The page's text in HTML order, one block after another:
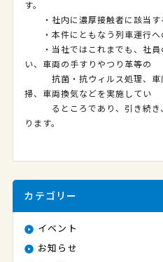
す。
・社内に濃厚接触者に該当す
・本件にともなう列車運行へ
・当社ではこれまでも、社員
い、車両の手すりやつり革等の
抗菌・抗ウィルス処理、車両
掃、車両換気などを実施してい
るところであり、引き続き、
ります。
カテゴリー
イベント
お知らせ